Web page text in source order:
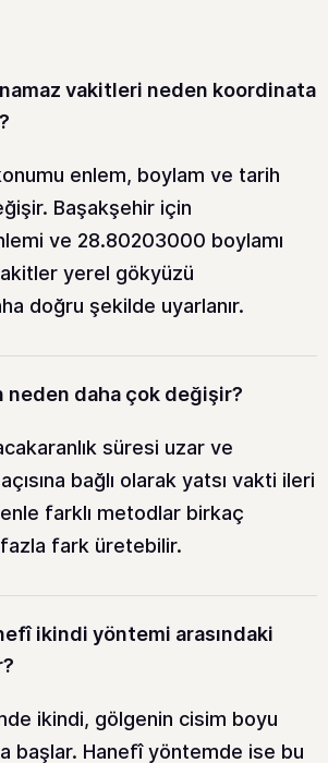
vakitleri neden koordinata
enlem, boylam ve tarih
Başakşehir için
ve 28.80203000 boylamı
yerel gökyüzü
doğru şekilde uyarlanır.
neden daha çok değişir?
süresi uzar ve
bağlı olarak yatsı vakti ileri
farklı metodlar birkaç
fark üretebilir.
ikindi yöntemi arasındaki
ikindi, gölgenin cisim boyu
başlar. Hanefî yöntemde ise bu